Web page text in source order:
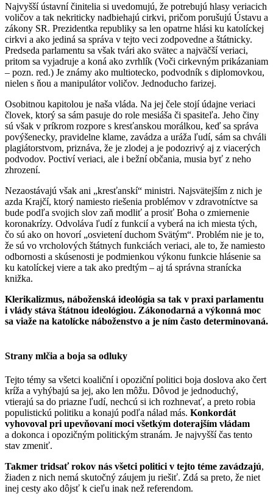
Najvyšší ústavní činitelia si uvedomujú, že potrebujú hlasy veriacich
voličov a tak nekriticky nadbiehajú cirkvi, pričom porušujú Ústavu a
zákony SR. Prezidentka republiky sa len opatrne hlási ku katolíckej
cirkvi a ako jediná sa správa v tejto veci zodpovedne a štátnicky.
Predseda parlamentu sa však tvári ako svätec a najväčší veriaci,
pritom sa vyjadruje a koná ako zvrhlík (Voči cirkevným prikázaniam
– pozn. red.) Je známy ako multiotecko, podvodník s diplomovkou,
nielen s ňou a manipulátor voličov. Jednoducho farizej.
Osobitnou kapitolou je naša vláda. Na jej čele stojí údajne veriaci
človek, ktorý sa sám pasuje do role mesiáša či spasiteľa. Jeho činy
sú však v príkrom rozpore s kresťanskou morálkou, keď sa správa
povýšenecky, pravidelne klame, zavádza a uráža ľudí, sám sa chváli
plagiátorstvom, priznáva, že je zlodej a je podozrivý aj z viacerých
podvodov. Poctiví veriaci, ale i bežní občania, musia byť z neho
zhrození.
Nezaostávajú však ani „kresťanskí“ ministri. Najsvätejším z nich je
azda Krajčí, ktorý namiesto riešenia problémov v zdravotníctve sa
bude podľa svojich slov zaň modliť a prosiť Boha o zmiernenie
koronakrízy. Odvoláva ľudí z funkcií a vyberá na ich miesta tých,
čo sú ako on hovorí „osvietení duchom Svätým“. Problém nie je to,
že sú vo vrcholových štátnych funkciách veriaci, ale to, že namiesto
odbornosti a skúsenosti je podmienkou výkonu funkcie hlásenie sa
ku katolíckej viere a tak ako predtým – aj tá správna stranícka
knižka.
Klerikalizmus, náboženská ideológia sa tak v praxi parlamentu
i vlády stáva štátnou ideológiou. Zákonodarná a výkonná moc
sa viaže na katolícke náboženstvo a je ním často determinovaná.
Strany mlčia a boja sa odluky
Tejto témy sa všetci koaliční i opoziční politici boja doslova ako čert
kríža a vyhýbajú sa jej, ako len môžu. Dôvod je jednoduchý,
vtierajú sa do priazne ľudí, nechcú si ich rozhnevať, a preto robia
populistickú politiku a konajú podľa nálad más. Konkordát
vyhovoval pri upevňovaní moci všetkým doterajším vládam
a dokonca i opozičným politickým stranám. Je najvyšší čas tento
stav zmeniť.
Takmer tridsať rokov nás všetci politici v tejto téme zavádzajú,
žiaden z nich nemá skutočný záujem ju riešiť. Zdá sa preto, že niet
inej cesty ako dôjsť k cieľu inak než referendom.